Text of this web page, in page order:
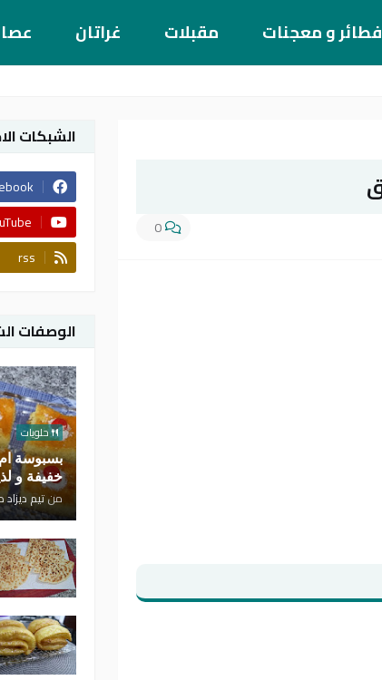
فطائر و معجنات مقبلات غراتان
0
الشبكات
rss
الوصفات
حلويات
بسبوسة
خفيفة و
منتيم